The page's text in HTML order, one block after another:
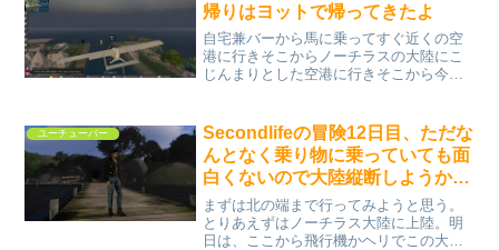
帰りはヨットで帰ってきたよ
自宅兼バーから馬に乗ってすぐ近くの空
港に行きそこからノーチラスの大陸にこ
じんまりとした空港に行きそこから今度
サトリ大陸の空港に戻り、バイクで自宅
に帰る。今日はそんな冒険...
ユーチューバー
Secondlifeの冒険12日目、ただな
んとなく乗り物に乗っていても面
白くないので大陸縦断しようか
な。ということでノーチラス大陸
へ向かう。
まずは北の端まで行ってみようと思う。
とりあえずはノーチラス大陸に上陸。明
日は、ここから飛行機かヘリでこの大陸